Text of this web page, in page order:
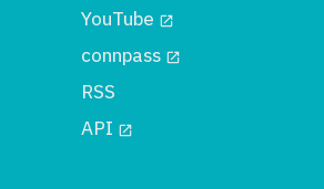
YouTube open_in_new
connpass open_in_new
RSS
API open_in_new